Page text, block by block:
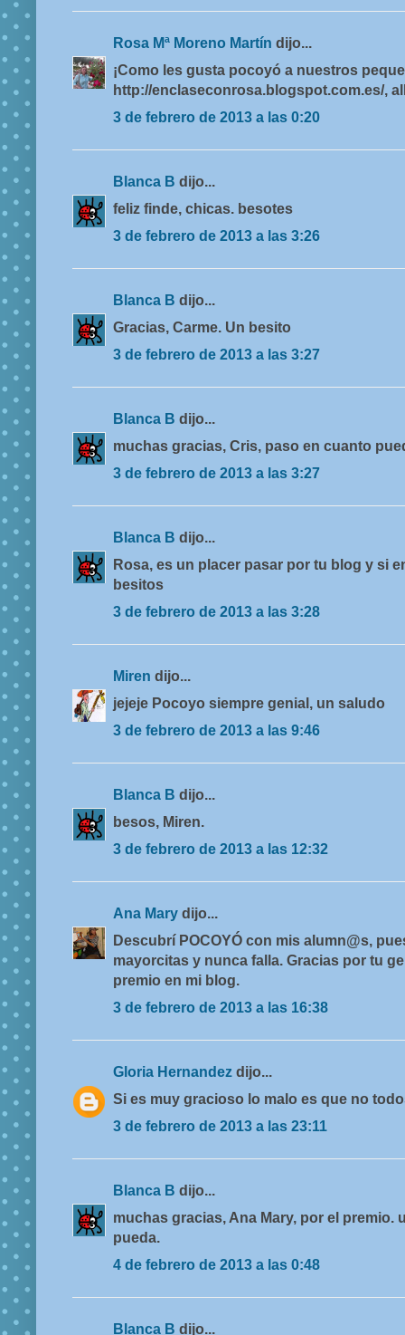
Rosa Mª Moreno Martín dijo...
¡Como les gusta pocoyó a nuestros
http://enclaseconrosa.blogspot.com.es/,
3 de febrero de 2013 a las 0:20
Blanca B dijo...
feliz finde, chicas. besotes
3 de febrero de 2013 a las 3:26
Blanca B dijo...
Gracias, Carme. Un besito
3 de febrero de 2013 a las 3:27
Blanca B dijo...
muchas gracias, Cris, paso en cuanto
3 de febrero de 2013 a las 3:27
Blanca B dijo...
Rosa, es un placer pasar por tu blog y si
besitos
3 de febrero de 2013 a las 3:28
Miren dijo...
jejeje Pocoyo siempre genial, un saludo
3 de febrero de 2013 a las 9:46
Blanca B dijo...
besos, Miren.
3 de febrero de 2013 a las 12:32
Ana Mary dijo...
Descubrí POCOYÓ con mis alumn@s,
mayorcitas y nunca falla. Gracias por tu
premio en mi blog.
3 de febrero de 2013 a las 16:38
Gloria Hernandez dijo...
Si es muy gracioso lo malo es que no
3 de febrero de 2013 a las 23:11
Blanca B dijo...
muchas gracias, Ana Mary, por el premio.
pueda.
4 de febrero de 2013 a las 0:48
Blanca B dijo...